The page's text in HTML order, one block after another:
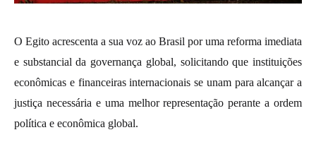
O Egito acrescenta a sua voz ao Brasil por uma reforma imediata
e substancial da governança global, solicitando que instituições
econômicas e financeiras internacionais se unam para alcançar a
justiça necessária e uma melhor representação perante a ordem
política e econômica global.